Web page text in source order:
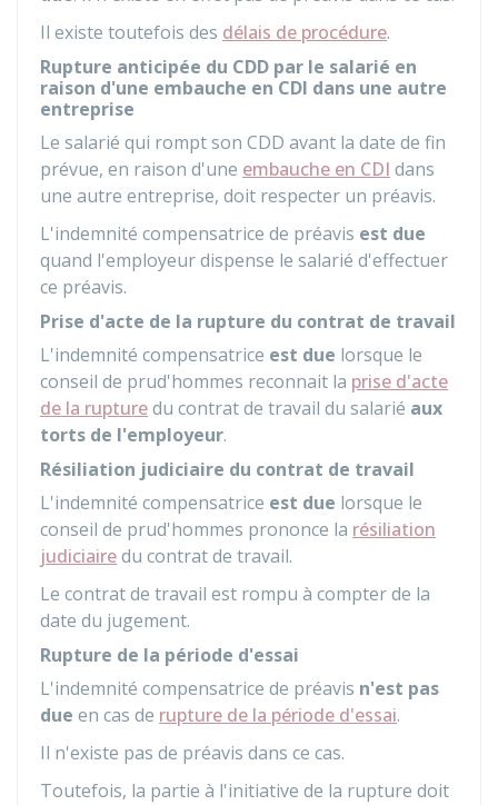
Il existe toutefois des délais de procédure.
Rupture anticipée du CDD par le salarié en
raison d'une embauche en CDI dans une autre
entreprise
Le salarié qui rompt son CDD avant la date de fin
prévue, en raison d'une embauche en CDI dans
une autre entreprise, doit respecter un préavis.
L'indemnité compensatrice de préavis est due
quand l'employeur dispense le salarié d'effectuer
ce préavis.
Prise d'acte de la rupture du contrat de travail
L'indemnité compensatrice est due lorsque le
conseil de prud'hommes reconnait la prise d'acte
de la rupturedu contrat de travail du salarié aux
torts de l'employeur.
Résiliation judiciaire du contrat de travail
L'indemnité compensatrice est due lorsque le
conseil de prud'hommes prononce la résiliation
judiciairedu contrat de travail.
Le contrat de travail est rompu à compter de la
date du jugement.
Rupture de la période d'essai
L'indemnité compensatrice de préavis n'est pas
due en cas de rupture de la période d'essai.
Il n'existe pas de préavis dans ce cas.
Toutefois, la partie à l'initiative de la rupture doit